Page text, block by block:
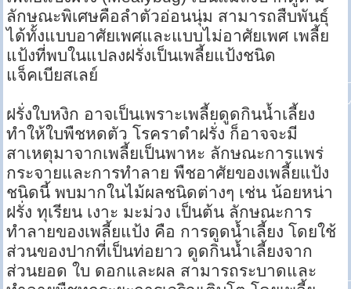
ลักษณะพิเศษคือลำตัวอ่อนนุ่ม สามารถสืบพันธุ์
ได้ทั้งแบบอาศัยเพศและแบบไม่อาศัยเพศ เพลี้ย
แป้งที่พบในแปลงฝรั่งเป็นเพลี้ยแป้งชนิด
แจ็คเบียสเลย์
ฝรั่งใบหงิก อาจเป็นเพราะเพลี้ยดูดกินน้ำเลี้ยง
ทำให้ใบพืชหดตัว โรคราดำฝรั่ง ก็อาจจะมี
สาเหตุมาจากเพลี้ยเป็นพาหะ ลักษณะการแพร่
กระจายและการทำลาย พืชอาศัยของเพลี้ยแป้ง
ชนิดนี้ พบมากในไม้ผลชนิดต่างๆ เช่น น้อยหน่า
ฝรั่ง ทุเรียน เงาะ มะม่วง เป็นต้น ลักษณะการ
ทำลายของเพลี้ยแป้ง คือ การดูดน้ำเลี้ยง โดยใช้
ส่วนของปากที่เป็นท่อยาว ดูดกินน้ำเลี้ยงจาก
ส่วนยอด ใบ ดอกและผล สามารถระบาดและ